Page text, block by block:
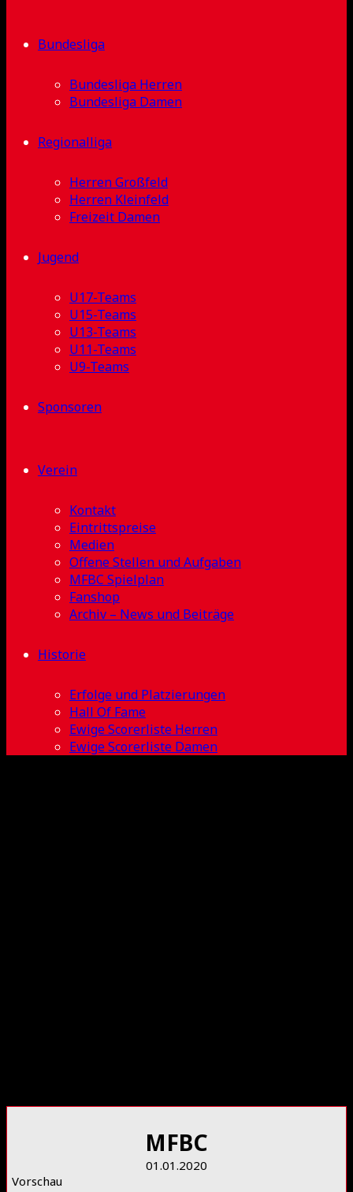
Bundesliga
Bundesliga Herren
Bundesliga Damen
Regionalliga
Herren Großfeld
Herren Kleinfeld
Freizeit Damen
Jugend
U17-Teams
U15-Teams
U13-Teams
U11-Teams
U9-Teams
Sponsoren
Verein
Kontakt
Eintrittspreise
Medien
Offene Stellen und Aufgaben
MFBC Spielplan
Fanshop
Archiv – News und Beiträge
Historie
Erfolge und Platzierungen
Hall Of Fame
Ewige Scorerliste Herren
Ewige Scorerliste Damen
MFBC
01.01.2020
Vorschau